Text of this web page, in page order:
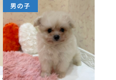
男の子